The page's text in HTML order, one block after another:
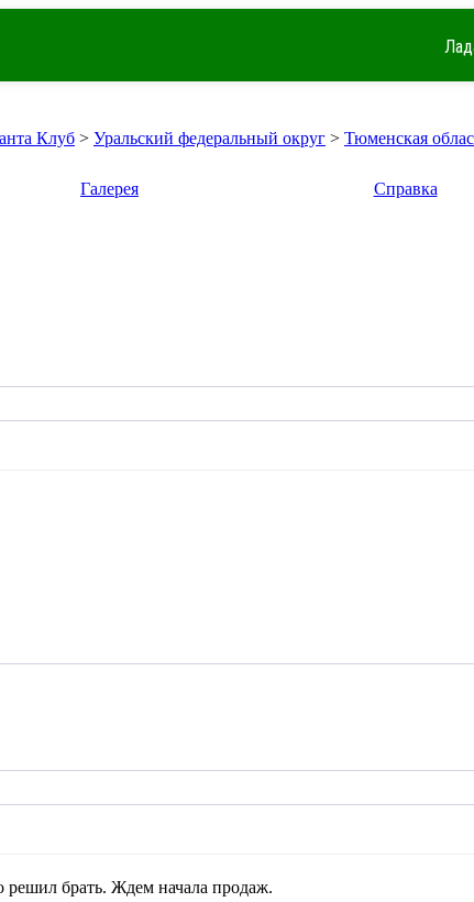
Клуб > Уральский федеральный округ > Тюменская
Галерея Справка
решил брать. Ждем начала продаж.